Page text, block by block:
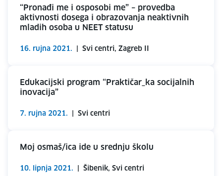
“Pronađi me i osposobi me” – provedba
aktivnosti dosega i obrazovanja neaktivnih
mladih osoba u NEET statusu
16. rujna 2021. Svi centri, Zagreb II
Edukacijski program “Praktičar_ka socijalnih
inovacija”
7. rujna 2021. Svi centri
Moj osmaš/ica ide u srednju školu
10. lipnja 2021. Šibenik, Svi centri